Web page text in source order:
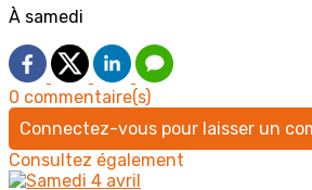
À samedi
0 commentaire(s)
Connectez-vous pour laisser un
Consultez également